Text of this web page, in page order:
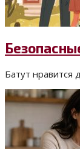
Батут нравится